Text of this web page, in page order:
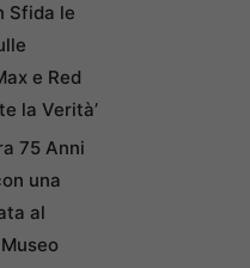
Sfida le
e Red
la Verità’
75 Anni
una
al